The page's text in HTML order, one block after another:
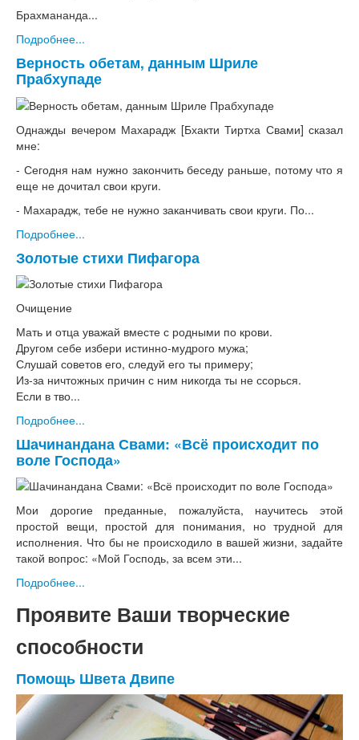
Брахмананда...
Подробнее...
Верность обетам, данным Шриле
Прабхупаде
Однажды вечером Махарадж [Бхакти Тиртха Свами] сказал
мне:
- Сегодня нам нужно закончить беседу раньше, потому что я
еще не дочитал свои круги.
- Махарадж, тебе не нужно заканчивать свои круги. По...
Подробнее...
Золотые стихи Пифагора
Очищение
Мать и отца уважай вместе с родными по крови.
Другом себе избери истинно-мудрого мужа;
Слушай советов его, следуй его ты примеру;
Из-за ничтожных причин с ним никогда ты не ссорься.
Если в тво...
Подробнее...
Шачинандана Свами: «Всё происходит по
воле Господа»
Мои дорогие преданные, пожалуйста, научитесь этой
простой вещи, простой для понимания, но трудной для
исполнения. Что бы не происходило в вашей жизни, задайте
такой вопрос: «Мой Господь, за всем эти...
Подробнее...
Проявите Ваши творческие
способности
Помощь Швета Двипе